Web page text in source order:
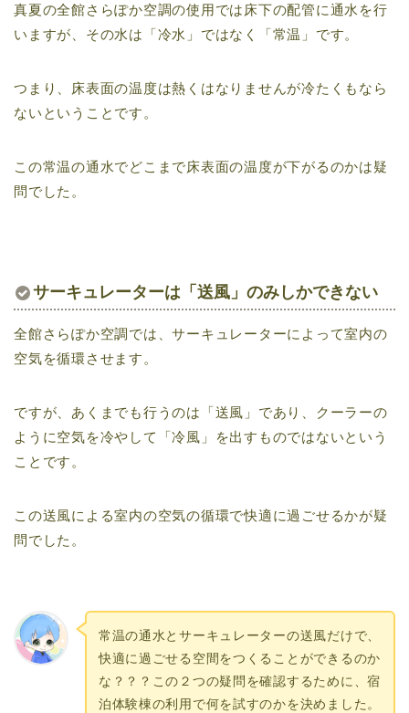
真夏の全館さらぽか空調の使用では床下の配管に通水を行
いますが、その水は「冷水」ではなく「常温」です。
つまり、床表面の温度は熱くはなりませんが冷たくもなら
ないということです。
この常温の通水でどこまで床表面の温度が下がるのかは疑
問でした。
サーキュレーターは「送風」のみしかできない
全館さらぽか空調では、サーキュレーターによって室内の
空気を循環させます。
ですが、あくまでも行うのは「送風」であり、クーラーの
ように空気を冷やして「冷風」を出すものではないという
ことです。
この送風による室内の空気の循環で快適に過ごせるかが疑
問でした。
常温の通水とサーキュレーターの送風だけで、
快適に過ごせる空間をつくることができるのか
な？？？この２つの疑問を確認するために、宿
泊体験棟の利用で何を試すのかを決めました。